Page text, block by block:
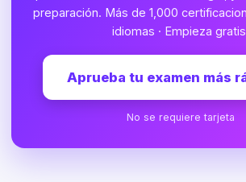
preparación. Más de 1,000
idiomas · Empieza
Aprueba tu examen más
No se requiere tarjeta